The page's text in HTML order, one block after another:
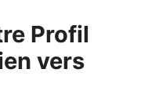
Profil
vers